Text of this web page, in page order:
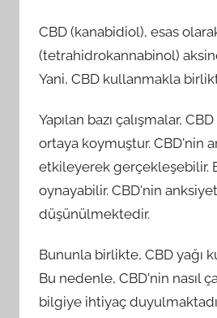
CBD (kanabidiol), esas
(tetrahidrokannabinol)
Yani, CBD kullanmakla
Yapılan bazı çalışmalar,
ortaya koymuştur. CBD'nin
etkileyerek gerçekleşebilir.
oynayabilir. CBD'nin
düşünülmektedir.
Bununla birlikte, CBD yağı
Bu nedenle, CBD'nin nasıl
bilgiye ihtiyaç